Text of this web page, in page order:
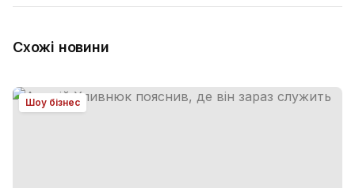
Схожі новини
Шоу бізнес